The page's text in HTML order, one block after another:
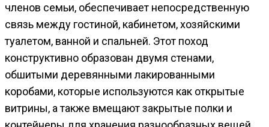
членов семьи, обеспечивает непосредственную
связь между гостиной, кабинетом, хозяйскими
туалетом, ванной и спальней. Этот поход
конструктивно образован двумя стенами,
обшитыми деревянными лакированными
коробами, которые используются как открытые
витрины, а также вмещают закрытые полки и